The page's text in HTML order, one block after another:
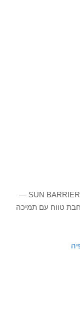
מותג הקוסמטיקה MAHUT משיק את סדרת SUN BARRIER —
טווח עם תמיכה